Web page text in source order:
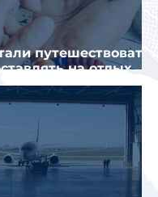
путешествовать
на отдых
больше